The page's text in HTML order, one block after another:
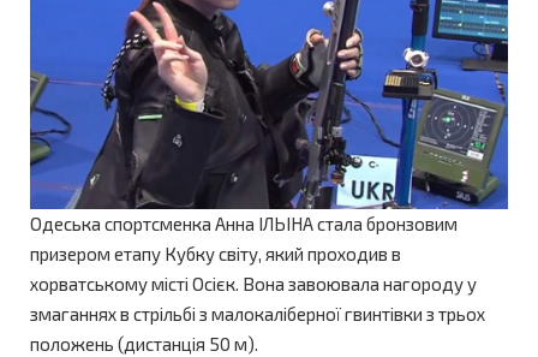
Одеська спортсменка Анна ІЛЬІНА стала бронзовим
призером етапу Кубку світу, який проходив в
хорватському місті Осієк. Вона завоювала нагороду у
змаганнях в стрільбі з малокаліберної гвинтівки з трьох
положень (дистанція 50 м).